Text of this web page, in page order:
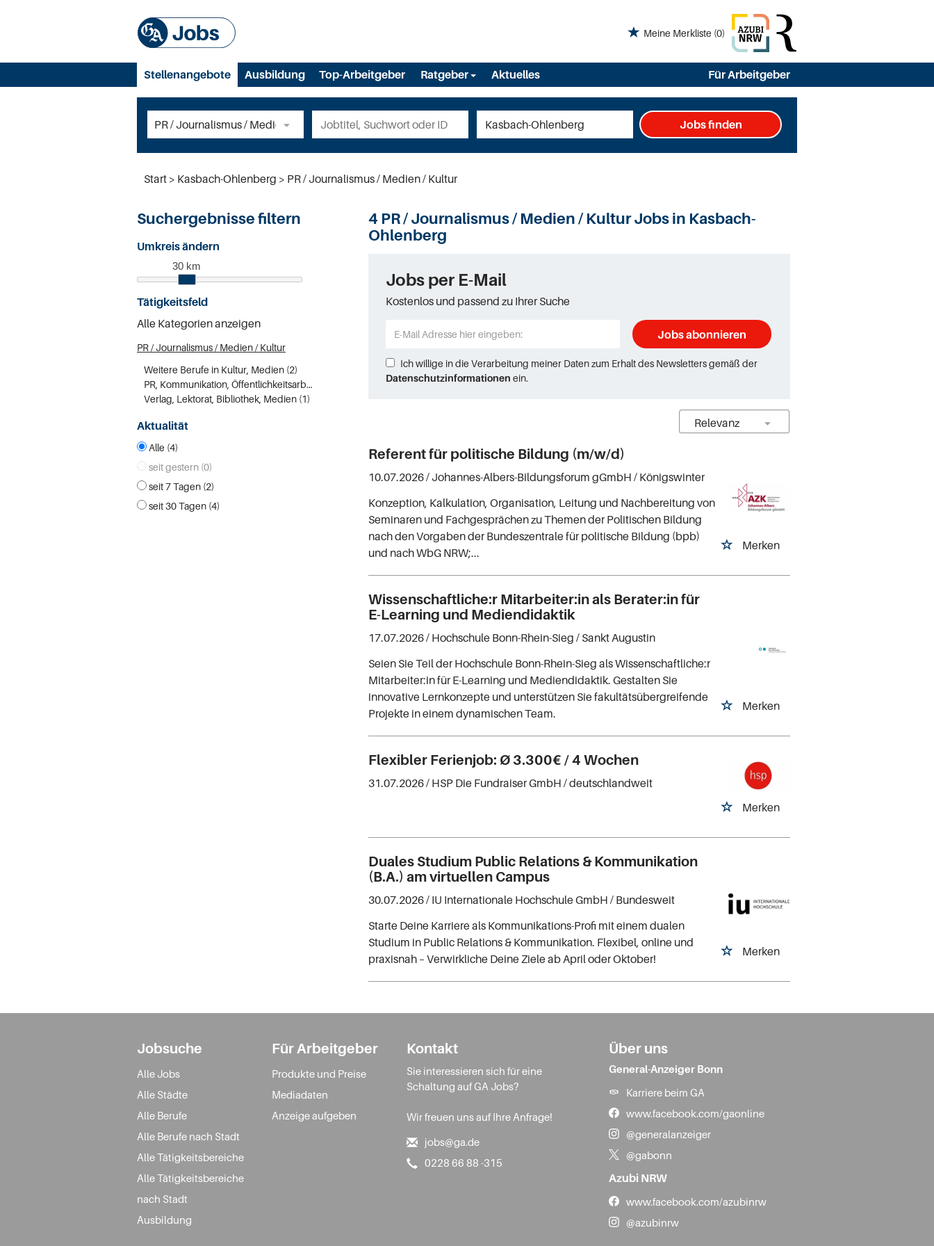
Meine Merkliste (0)
Stellenangebote Ausbildung Top-Arbeitgeber Ratgeber Aktuelles Für Arbeitgeber
Jobs finden
Start Kasbach-Ohlenberg PR / Journalismus / Medien / Kultur
Suchergebnisse filtern
Umkreis ändern
30 km
Tätigkeitsfeld
Alle Kategorien anzeigen
PR / Journalismus / Medien / Kultur
Weitere Berufe in Kultur, Medien (2)
PR, Kommunikation, Öffentlichkeitsarbeit (2)
Verlag, Lektorat, Bibliothek, Medien (1)
Aktualität
Alle (4)
seit gestern (0)
seit 7 Tagen (2)
seit 30 Tagen (4)
4 PR / Journalismus / Medien / Kultur Jobs in Kasbach-
Ohlenberg
Jobs per E-Mail
Kostenlos und passend zu Ihrer Suche
Jobs abonnieren
Ich willige in die Verarbeitung meiner Daten zum Erhalt des Newsletters gemäß der
Datenschutzinformationen ein.
Referent für politische Bildung (m/w/d)
Merken
10.07.2026 / Johannes-Albers-Bildungsforum gGmbH / Königswinter
Konzeption, Kalkulation, Organisation, Leitung und Nachbereitung von
Seminaren und Fachgesprächen zu Themen der Politischen Bildung
nach den Vorgaben der Bundeszentrale für politische Bildung (bpb)
und nach WbG NRW;...
Wissenschaftliche:r Mitarbeiter:in als Berater:in für
E-Learning und Mediendidaktik
Merken
17.07.2026 / Hochschule Bonn-Rhein-Sieg / Sankt Augustin
Seien Sie Teil der Hochschule Bonn-Rhein-Sieg als Wissenschaftliche:r
Mitarbeiter:in für E-Learning und Mediendidaktik. Gestalten Sie
innovative Lernkonzepte und unterstützen Sie fakultätsübergreifende
Projekte in einem dynamischen Team.
Flexibler Ferienjob: Ø 3.300€ / 4 Wochen
Merken
31.07.2026 / HSP Die Fundraiser GmbH / deutschlandweit
Duales Studium Public Relations & Kommunikation
(B.A.) am virtuellen Campus
Merken
30.07.2026 / IU Internationale Hochschule GmbH / Bundesweit
Starte Deine Karriere als Kommunikations-Profi mit einem dualen
Studium in Public Relations & Kommunikation. Flexibel, online und
praxisnah – Verwirkliche Deine Ziele ab April oder Oktober!
Jobsuche
Alle Jobs
Alle Städte
Alle Berufe
Alle Berufe nach Stadt
Alle Tätigkeitsbereiche
Alle Tätigkeitsbereiche
nach Stadt
Ausbildung
Für Arbeitgeber
Produkte und Preise
Mediadaten
Anzeige aufgeben
Kontakt
Sie interessieren sich für eine
Schaltung auf GA Jobs?
Wir freuen uns auf Ihre Anfrage!
jobs@ga.de
0228 66 88 -315
Über uns
General-Anzeiger Bonn
Karriere beim GA
www.facebook.com/gaonline
@generalanzeiger
@gabonn
Azubi NRW
www.facebook.com/azubinrw
@azubinrw